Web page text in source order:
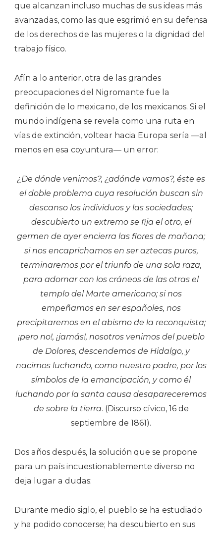
que alcanzan incluso muchas de sus ideas más
avanzadas, como las que esgrimió en su defensa
de los derechos de las mujeres o la dignidad del
trabajo físico.
Afín a lo anterior, otra de las grandes
preocupaciones del Nigromante fue la
definición de lo mexicano, de los mexicanos. Si el
mundo indígena se revela como una ruta en
vías de extinción, voltear hacia Europa sería —al
menos en esa coyuntura— un error:
¿De dónde venimos?, ¿adónde vamos?, éste es
el doble problema cuya resolución buscan sin
descanso los individuos y las sociedades;
descubierto un extremo se fija el otro, el
germen de ayer encierra las flores de mañana;
si nos encaprichamos en ser aztecas puros,
terminaremos por el triunfo de una sola raza,
para adornar con los cráneos de las otras el
templo del Marte americano; si nos
empeñamos en ser españoles, nos
precipitaremos en el abismo de la reconquista;
¡pero no!, ¡jamás!, nosotros venimos del pueblo
de Dolores, descendemos de Hidalgo, y
nacimos luchando, como nuestro padre, por los
símbolos de la emancipación, y como él
luchando por la santa causa desapareceremos
de sobre la tierra. (Discurso cívico, 16 de
septiembre de 1861).
Dos años después, la solución que se propone
para un país incuestionablemente diverso no
deja lugar a dudas:
Durante medio siglo, el pueblo se ha estudiado
y ha podido conocerse; ha descubierto en sus